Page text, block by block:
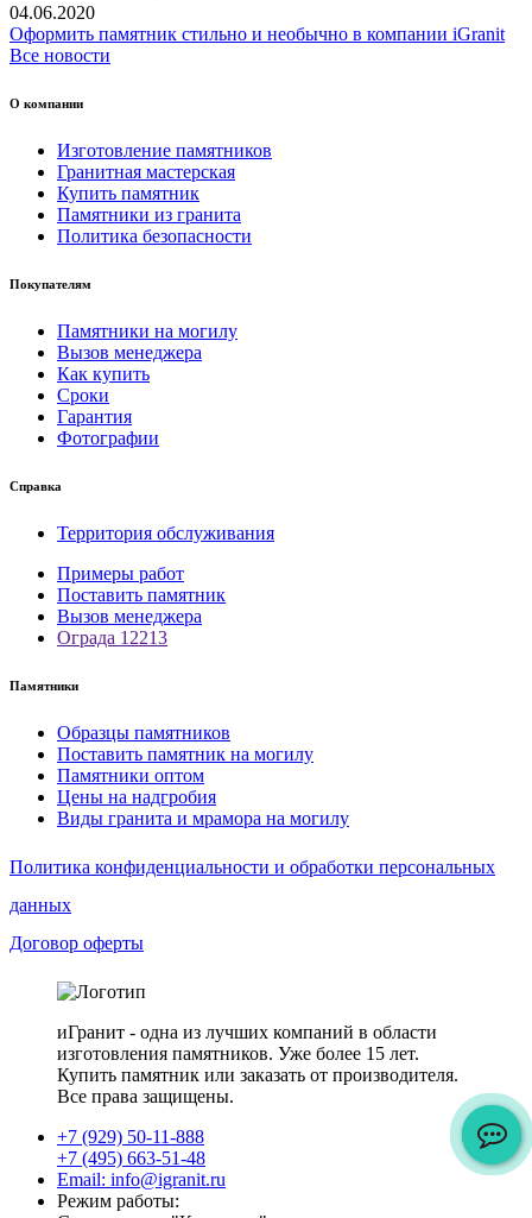
04.06.2020
Оформить памятник стильно и необычно в компании iGranit
Все новости
О компании
Изготовление памятников
Гранитная мастерская
Купить памятник
Памятники из гранита
Политика безопасности
Покупателям
Памятники на могилу
Вызов менеджера
Как купить
Сроки
Гарантия
Фотографии
Справка
Территория обслуживания
Примеры работ
Поставить памятник
Вызов менеджера
Ограда 12213
Памятники
Образцы памятников
Поставить памятник на могилу
Памятники оптом
Цены на надгробия
Виды гранита и мрамора на могилу
Политика конфиденциальности и обработки персональных
данных
Договор оферты
иГранит - одна из лучших компаний в области
изготовления памятников. Уже более 15 лет.
Купить памятник или заказать от производителя.
Все права защищены.
+7 (929) 50-11-888
+7 (495) 663-51-48
Email: info@igranit.ru
Режим работы: